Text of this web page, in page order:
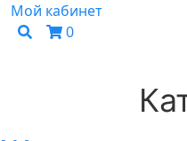
Мой кабинет
0